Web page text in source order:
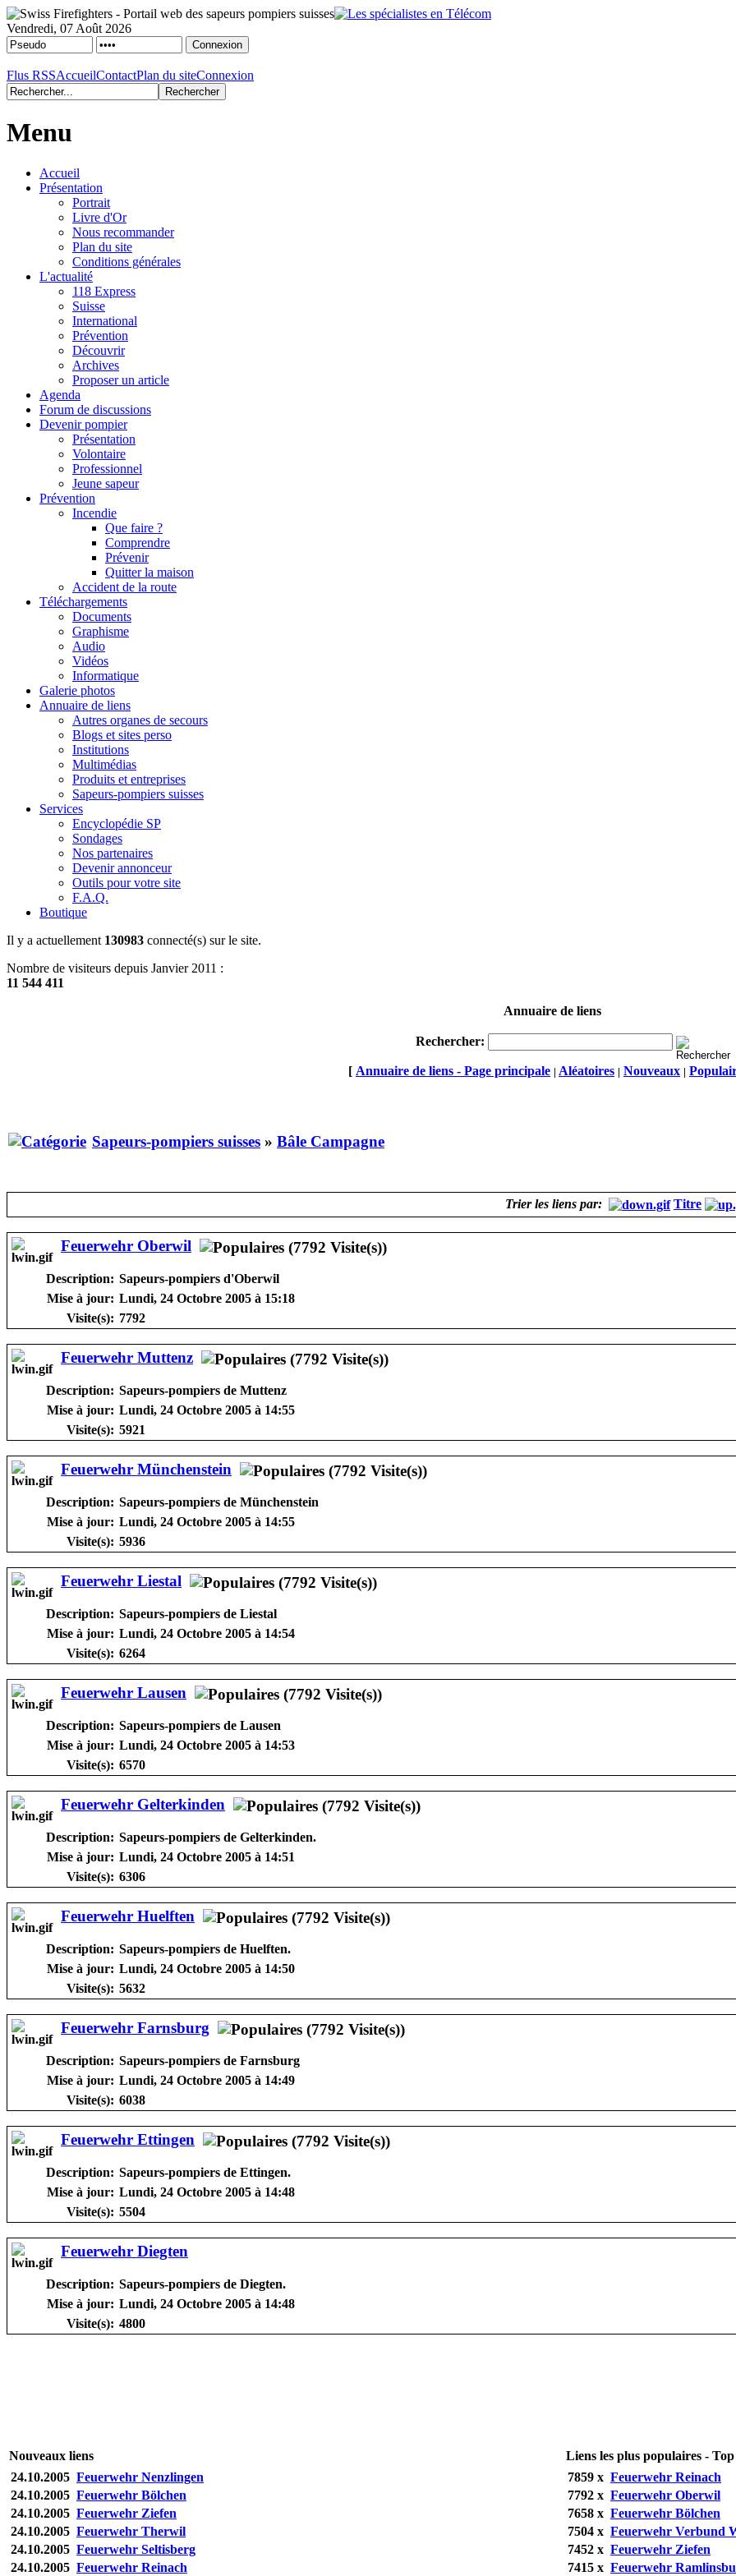
Vendredi, 07 Août 2026
Flus RSSAccueilContactPlan du siteConnexion
Menu
Accueil
Présentation
Portrait
Livre d'Or
Nous recommander
Plan du site
Conditions générales
L'actualité
118 Express
Suisse
International
Prévention
Découvrir
Archives
Proposer un article
Agenda
Forum de discussions
Devenir pompier
Présentation
Volontaire
Professionnel
Jeune sapeur
Prévention
Incendie
Que faire ?
Comprendre
Prévenir
Quitter la maison
Accident de la route
Téléchargements
Documents
Graphisme
Audio
Vidéos
Informatique
Galerie photos
Annuaire de liens
Autres organes de secours
Blogs et sites perso
Institutions
Multimédias
Produits et entreprises
Sapeurs-pompiers suisses
Services
Encyclopédie SP
Sondages
Nos partenaires
Devenir annonceur
Outils pour votre site
F.A.Q.
Boutique
Il y a actuellement 130983 connecté(s) sur le site.
Nombre de visiteurs depuis Janvier 2011 :
11 544 411
Annuaire de liens
Rechercher:
[ Annuaire de liens - Page principale | Aléatoires | Nouveaux |
Sapeurs-pompiers suisses » Bâle Campagne
Trier les liens par: Titre
Feuerwehr Oberwil
Description: Sapeurs-pompiers d'Oberwil
Mise à jour: Lundi, 24 Octobre 2005 à 15:18
Visite(s): 7792
Feuerwehr Muttenz
Description: Sapeurs-pompiers de Muttenz
Mise à jour: Lundi, 24 Octobre 2005 à 14:55
Visite(s): 5921
Feuerwehr Münchenstein
Description: Sapeurs-pompiers de Münchenstein
Mise à jour: Lundi, 24 Octobre 2005 à 14:55
Visite(s): 5936
Feuerwehr Liestal
Description: Sapeurs-pompiers de Liestal
Mise à jour: Lundi, 24 Octobre 2005 à 14:54
Visite(s): 6264
Feuerwehr Lausen
Description: Sapeurs-pompiers de Lausen
Mise à jour: Lundi, 24 Octobre 2005 à 14:53
Visite(s): 6570
Feuerwehr Gelterkinden
Description: Sapeurs-pompiers de Gelterkinden.
Mise à jour: Lundi, 24 Octobre 2005 à 14:51
Visite(s): 6306
Feuerwehr Huelften
Description: Sapeurs-pompiers de Huelften.
Mise à jour: Lundi, 24 Octobre 2005 à 14:50
Visite(s): 5632
Feuerwehr Farnsburg
Description: Sapeurs-pompiers de Farnsburg
Mise à jour: Lundi, 24 Octobre 2005 à 14:49
Visite(s): 6038
Feuerwehr Ettingen
Description: Sapeurs-pompiers de Ettingen.
Mise à jour: Lundi, 24 Octobre 2005 à 14:48
Visite(s): 5504
Feuerwehr Diegten
Description: Sapeurs-pompiers de Diegten.
Mise à jour: Lundi, 24 Octobre 2005 à 14:48
Visite(s): 4800
Nouveaux liens
Liens les plus populaires -
24.10.2005 Feuerwehr Nenzlingen
24.10.2005 Feuerwehr Bölchen
24.10.2005 Feuerwehr Ziefen
24.10.2005 Feuerwehr Therwil
24.10.2005 Feuerwehr Seltisberg
24.10.2005 Feuerwehr Reinach
7859 x Feuerwehr Reinach
7792 x Feuerwehr Oberwil
7658 x Feuerwehr Bölchen
7504 x Feuerwehr Verbund
7452 x Feuerwehr Ziefen
7415 x Feuerwehr